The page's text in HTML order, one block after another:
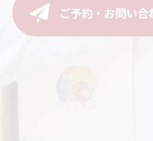
ご予約・お問い合